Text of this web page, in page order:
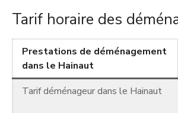
Tarif horaire des
Prestations de déménagement
dans le Hainaut
Tarif déménageur dans le Hainaut